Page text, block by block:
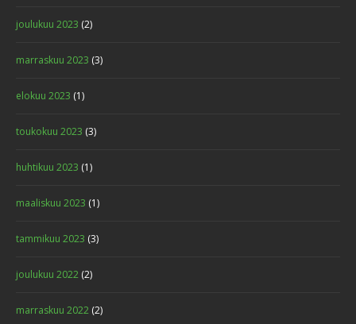
joulukuu 2023 (2)
marraskuu 2023 (3)
elokuu 2023 (1)
toukokuu 2023 (3)
huhtikuu 2023 (1)
maaliskuu 2023 (1)
tammikuu 2023 (3)
joulukuu 2022 (2)
marraskuu 2022 (2)